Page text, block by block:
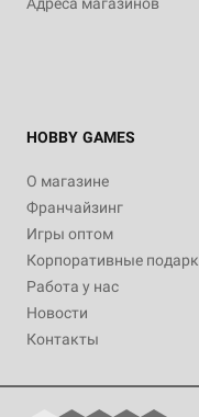
Адреса магазинов
HOBBY GAMES
О магазине
Франчайзинг
Игры оптом
Корпоративные
Работа у нас
Новости
Контакты